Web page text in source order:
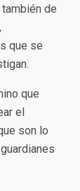
de
que se
que
el
son lo